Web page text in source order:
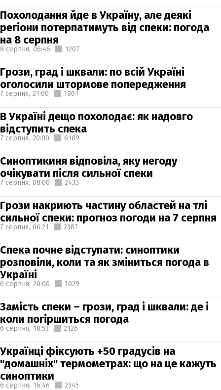
Похолодання йде в Україну, але деякі
регіони потерпатимуть від спеки: погода
на 8 серпня
8 серпня, 06:46 1207
Грози, град і шквали: по всій Україні
оголосили штормове попередження
7 серпня, 21:00 1861
В Україні дещо похолодає: як надовго
відступить спека
7 серпня, 20:00 6189
Синоптикиня відповіла, яку негоду
очікувати після сильної спеки
7 серпня, 08:00 2433
Грози накриють частину областей на тлі
сильної спеки: прогноз погоди на 7 серпня
7 серпня, 06:21 2387
Спека почне відступати: синоптики
розповіли, коли та як зміниться погода в
Україні
6 серпня, 20:00 1029
Замість спеки – грози, град і шквали: де і
коли погіршиться погода
6 серпня, 18:53 2126
Українці фіксують +50 градусів на
"домашніх" термометрах: що на це кажуть
синоптики
6 серпня, 16:46 2345